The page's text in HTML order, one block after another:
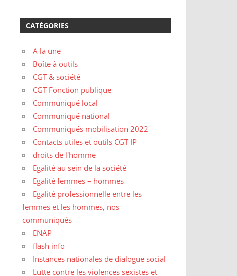
CATÉGORIES
A la une
Boîte à outils
CGT & société
CGT Fonction publique
Communiqué local
Communiqué national
Communiqués mobilisation 2022
Contacts utiles et outils CGT IP
droits de l'homme
Egalité au sein de la société
Egalité femmes – hommes
Egalité professionnelle entre les
femmes et les hommes, nos
communiqués
ENAP
flash info
Instances nationales de dialogue social
Lutte contre les violences sexistes et